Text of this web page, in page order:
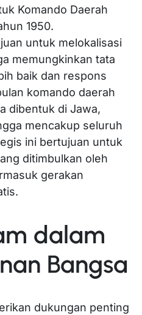
Komando Daerah
1950.
untuk melokalisasi
memungkinkan tata
baik dan respons
komando daerah
dibentuk di Jawa,
mencakup seluruh
ini bertujuan untuk
ditimbulkan oleh
gerakan
dalam
Bangsa
dukungan penting